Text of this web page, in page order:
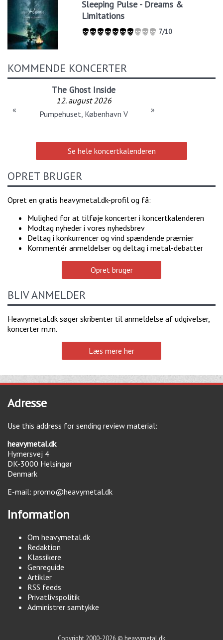
Sleeping Pulse - Dreams &
Limitations
7/10
KOMMENDE KONCERTER
The Ghost Inside
12. august 2026
Pumpehuset, København V
« »
Se hele koncertkalenderen
OPRET BRUGER
Opret en gratis heavymetal.dk-profil og få:
Mulighed for at tilføje koncerter i koncertkalenderen
Modtag nyheder i vores nyhedsbrev
Deltag i konkurrencer og vind spændende præmier
Kommentér anmeldelser og deltag i metal-debatter
Opret bruger
BLIV ANMELDER
Heavymetal.dk søger skribenter til anmeldelse af udgivelser,
koncerter m.m.
Læs mere her
Adresse
Use this address for sending review material:
heavymetal.dk
Hymersvej 4
DK-3000 Helsingør
Denmark
E-mail: promo@heavymetal.dk
Information
Om heavymetal.dk
Redaktion
Klassikere
Genreguide
Artikler
RSS feeds
Privatlivspolitik
Administrer samtykke
Copyright 2000-2026 © heavymetal.dk